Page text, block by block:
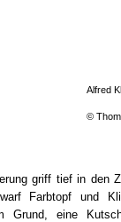
Alfred
©
griff tief in den
warf Farbtopf und
Grund, eine